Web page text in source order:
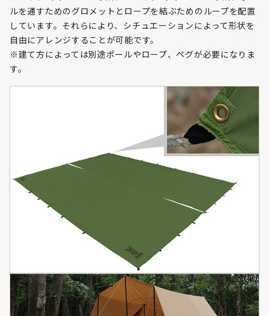
ルを通すためのグロメットとロープを結ぶためのループを配置
しています。それらにより、シチュエーションによって形状を
自由にアレンジすることが可能です。
※建て方によっては別途ポールやロープ、ペグが必要になりま
す。